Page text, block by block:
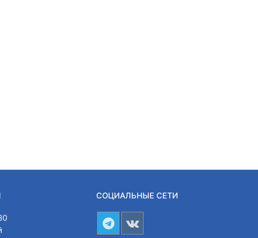
СОЦИАЛЬНЫЕ СЕТИ